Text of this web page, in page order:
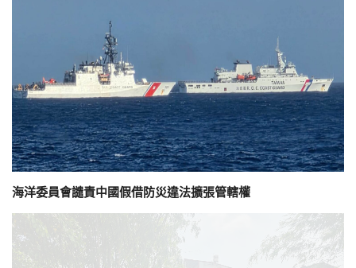
海洋委員會譴責中國假借防災違法擴張管轄權